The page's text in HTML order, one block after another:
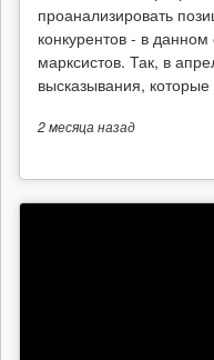
проанализировать
конкурентов - в
марксистов. Так, в
высказывания,
2 месяца назад